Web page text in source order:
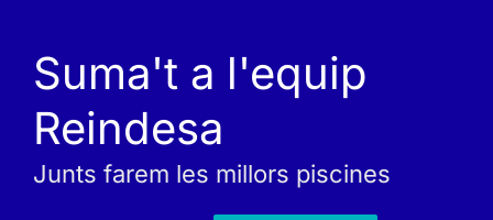
Suma't a l'equip
Reindesa
Junts farem les millors piscines